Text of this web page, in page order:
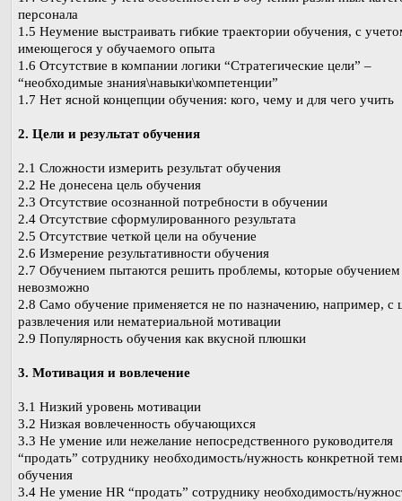
персонала
1.5 Неумение выстраивать гибкие траектории обучения, с
имеющегося у обучаемого опыта
1.6 Отсутствие в компании логики “Стратегические цели” –
“необходимые знания\навыки\компетенции”
1.7 Нет ясной концепции обучения: кого, чему и для чего учить
2. Цели и результат обучения
2.1 Сложности измерить результат обучения
2.2 Не донесена цель обучения
2.3 Отсутствие осознанной потребности в обучении
2.4 Отсутствие сформулированного результата
2.5 Отсутствие четкой цели на обучение
2.6 Измерение результативности обучения
2.7 Обучением пытаются решить проблемы, которые
невозможно
2.8 Само обучение применяется не по назначению, например, с
развлечения или нематериальной мотивации
2.9 Популярность обучения как вкусной плюшки
3. Мотивация и вовлечение
3.1 Низкий уровень мотивации
3.2 Низкая вовлеченность обучающихся
3.3 Не умение или нежелание непосредственного руководителя
“продать” сотруднику необходимость/нужность конкретной
обучения
3.4 Не умение HR “продать” сотруднику необходимость/